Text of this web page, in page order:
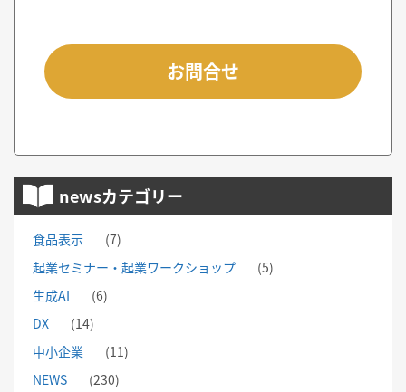
お問合せ
newsカテゴリー
食品表示
(7)
起業セミナー・起業ワークショップ
(5)
生成AI
(6)
DX
(14)
中小企業
(11)
NEWS
(230)